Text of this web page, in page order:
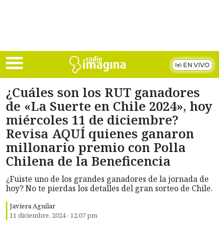
EN VIVO
¿Cuáles son los RUT ganadores
de «La Suerte en Chile 2024», hoy
miércoles 11 de diciembre?
Revisa AQUÍ quienes ganaron
millonario premio con Polla
Chilena de la Beneficencia
¿Fuiste uno de los grandes ganadores de la jornada de
hoy? No te pierdas los detalles del gran sorteo de Chile.
Javiera Aguilar
11 diciembre, 2024 - 12:07 pm